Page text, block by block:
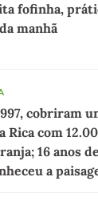
fofinha,
manhã
cobriram
Rica com
16 anos
a